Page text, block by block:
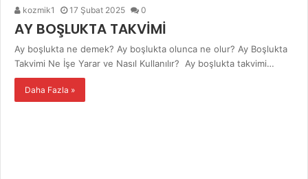
kozmik1 17 Şubat 2025 0
AY BOŞLUKTA TAKVİMİ
Ay boşlukta ne demek? Ay boşlukta olunca ne olur? Ay Boşlukta
Takvimi Ne İşe Yarar ve Nasıl Kullanılır? Ay boşlukta takvimi…
Daha Fazla »